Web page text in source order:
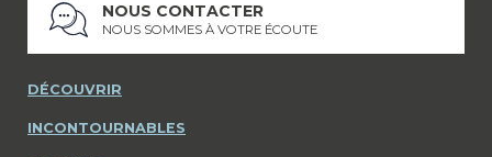
NOUS CONTACTER
NOUS SOMMES À VOTRE ÉCOUTE
DÉCOUVRIR
INCONTOURNABLES